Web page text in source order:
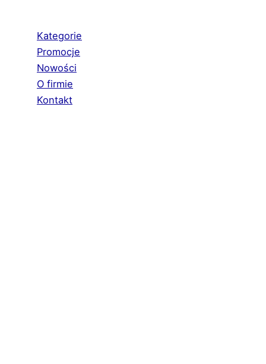
Kategorie
Promocje
Nowości
O firmie
Kontakt